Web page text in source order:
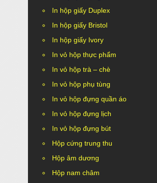
In hộp giấy Duplex
In hộp giấy Bristol
In hộp giấy Ivory
In vỏ hộp thực phẩm
In vỏ hộp trà – chè
In vỏ hộp phụ tùng
In vỏ hộp đựng quần áo
In vỏ hộp đựng lịch
In vỏ hộp đựng bút
Hộp cứng trung thu
Hộp âm dương
Hộp nam châm